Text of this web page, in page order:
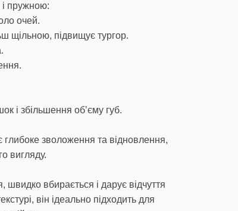
і пружною:
очей.
щільною, підвищує тургор.
і збільшення обʼєму губ.
глибоке зволоження та відновлення,
вигляду.
швидко вбирається і дарує відчуття
він ідеально підходить для